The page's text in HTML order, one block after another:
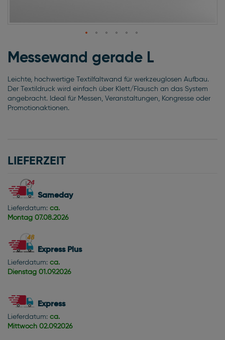
Anfang
der
springen
Messewand gerade L
Leichte, hochwertige Textilfaltwand für werkzeuglosen Aufbau.
Der Textildruck wird einfach über Klett/Flausch an das System
angebracht. Ideal für Messen, Veranstaltungen, Kongresse oder
Promotionaktionen.
LIEFERZEIT
Sameday
Lieferdatum: ca.
Montag 07.08.2026
Express Plus
Lieferdatum: ca.
Dienstag 01.09.2026
Express
Lieferdatum: ca.
Mittwoch 02.09.2026